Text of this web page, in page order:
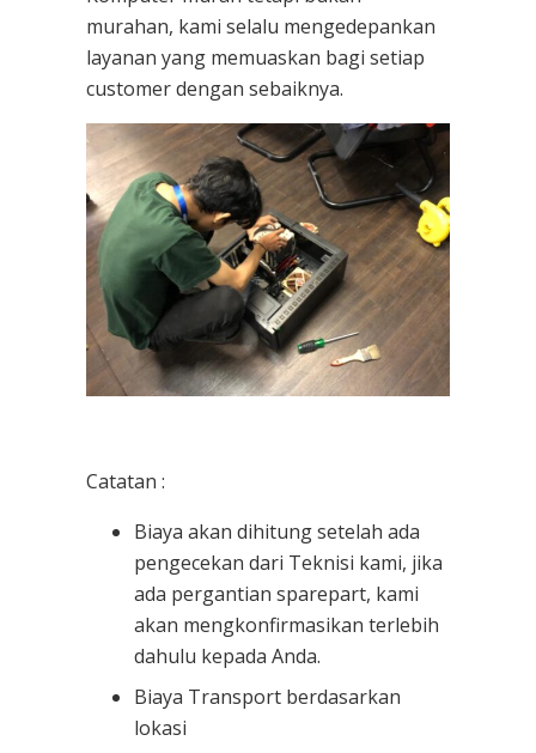
murahan, kami selalu mengedepankan
layanan yang memuaskan bagi setiap
customer dengan sebaiknya.
Catatan :
Biaya akan dihitung setelah ada
pengecekan dari Teknisi kami, jika
ada pergantian sparepart, kami
akan mengkonfirmasikan terlebih
dahulu kepada Anda.
Biaya Transport berdasarkan
lokasi